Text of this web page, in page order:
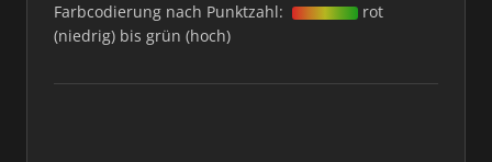
Farbcodierung nach Punktzahl:
rot
(niedrig) bis grün (hoch)